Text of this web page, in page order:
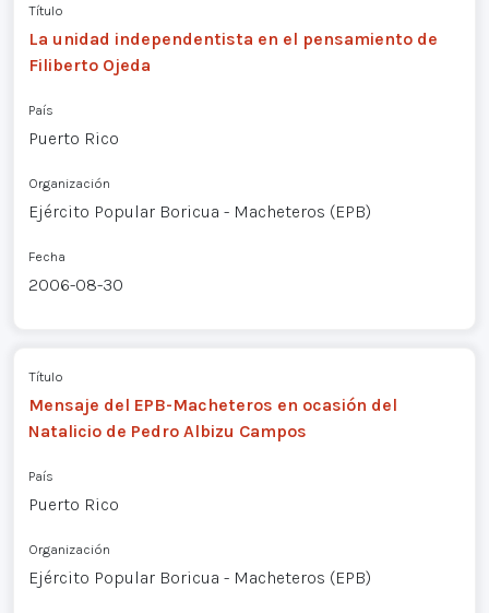
Título
La unidad independentista en el pensamiento de
Filiberto Ojeda
País
Puerto Rico
Organización
Ejército Popular Boricua - Macheteros (EPB)
Fecha
2006-08-30
Título
Mensaje del EPB-Macheteros en ocasión del
Natalicio de Pedro Albizu Campos
País
Puerto Rico
Organización
Ejército Popular Boricua - Macheteros (EPB)